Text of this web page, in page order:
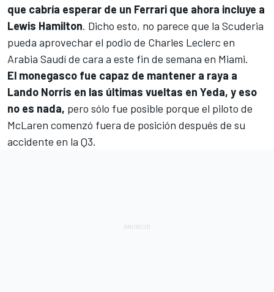
que cabría esperar de un Ferrari que ahora incluye a
Lewis Hamilton. Dicho esto, no parece que la Scuderia
pueda aprovechar el podio de Charles Leclerc en
Arabia Saudí de cara a este fin de semana en Miami.
El monegasco fue capaz de mantener a raya a
Lando Norris en las últimas vueltas en Yeda, y eso
no es nada, pero sólo fue posible porque el piloto de
McLaren comenzó fuera de posición después de su
accidente en la Q3.